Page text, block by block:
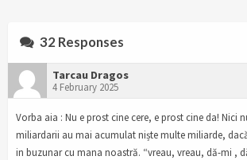
32 Responses
Tarcau Dragos
4 February 2025
Vorba aia : Nu e prost cine cere, e prost cine da! Nici
miliardarii au mai acumulat niște multe miliarde,
in buzunar cu mana noastră. “vreau, vreau, dă-mi ,